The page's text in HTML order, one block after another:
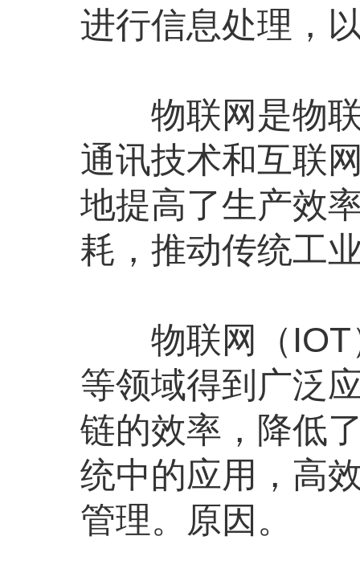
进行信息处理，
物联网是物联
通讯技术和互联
地提高了生产效
耗，推动传统工
物联网（IOT
等领域得到广泛
链的效率，降低
统中的应用，高
管理。原因。